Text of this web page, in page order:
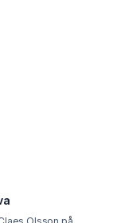
Olsson på